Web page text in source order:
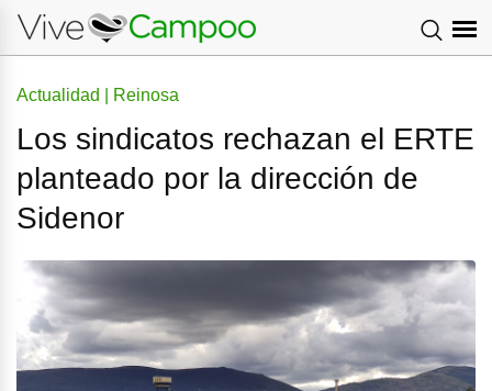
Actualidad | Reinosa
Los sindicatos rechazan el ERTE
planteado por la dirección de
Sidenor